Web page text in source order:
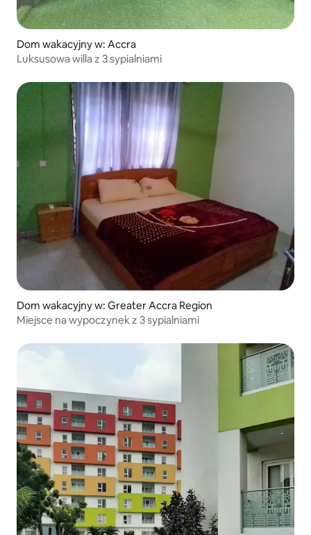
Dom wakacyjny w: Accra
Luksusowa willa z 3 sypialniami
Dom wakacyjny w: Greater Accra Region
Miejsce na wypoczynek z 3 sypialniami